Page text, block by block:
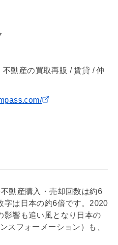
動産の買取再販 / 賃貸 / 仲
動産購入・売却回数は約6
字は日本の約6倍です。2020
影響も追い風となり日本の
スフォーメーション）も、